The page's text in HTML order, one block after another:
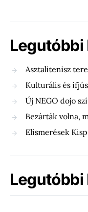
Asztalitenisz
Kulturális és
Új NEGO dojo
Bezárták volna,
Elismerések